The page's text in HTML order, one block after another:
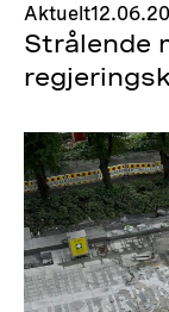
Aktuelt
Strålende